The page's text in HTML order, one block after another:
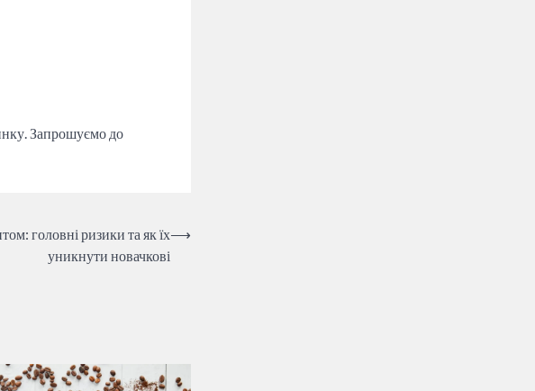
Запрошуємо до
головні ризики та як їх
уникнути новачкові
⟶